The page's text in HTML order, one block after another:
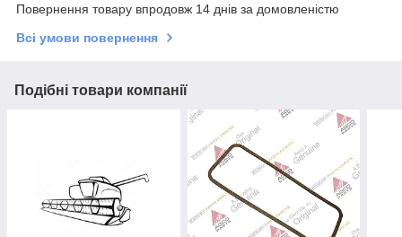
Повернення товару впродовж 14 днів за домовленістю
Всі умови повернення
Подібні товари компанії